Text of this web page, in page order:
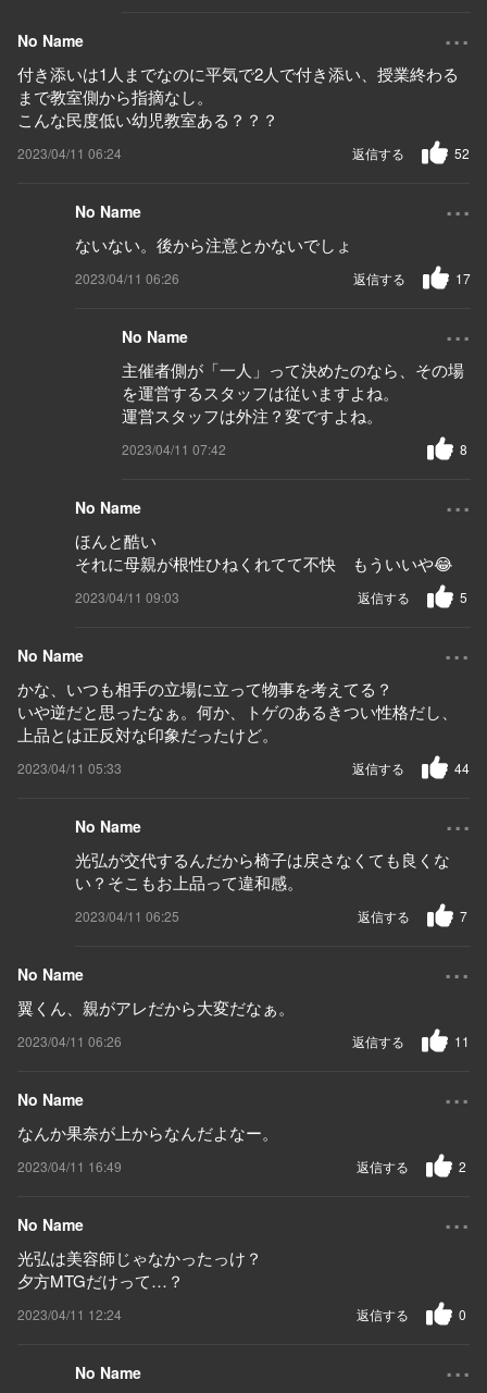
No Name ...
付き添いは1人までなのに平気で2人で付き添い、授業終わる
まで教室側から指摘なし。
こんな民度低い幼児教室ある？？？
2023/04/11 06:24 52
返信する
No Name ...
ないない。後から注意とかないでしょ
2023/04/11 06:26 17
返信する
No Name ...
主催者側が「一人」って決めたのなら、その場
を運営するスタッフは従いますよね。
運営スタッフは外注？変ですよね。
2023/04/11 07:42 8
No Name ...
ほんと酷い
それに母親が根性ひねくれてて不快 もういいや😂
2023/04/11 09:03 5
返信する
No Name ...
かな、いつも相手の立場に立って物事を考えてる？
いや逆だと思ったなぁ。何か、トゲのあるきつい性格だし、
上品とは正反対な印象だったけど。
2023/04/11 05:33 44
返信する
No Name ...
光弘が交代するんだから椅子は戻さなくても良くな
い？そこもお上品って違和感。
2023/04/11 06:25 7
返信する
No Name ...
翼くん、親がアレだから大変だなぁ。
2023/04/11 06:26 11
返信する
No Name ...
なんか果奈が上からなんだよなー。
2023/04/11 16:49 2
返信する
No Name ...
光弘は美容師じゃなかったっけ？
夕方MTGだけって…？
2023/04/11 12:24 0
返信する
No Name ...